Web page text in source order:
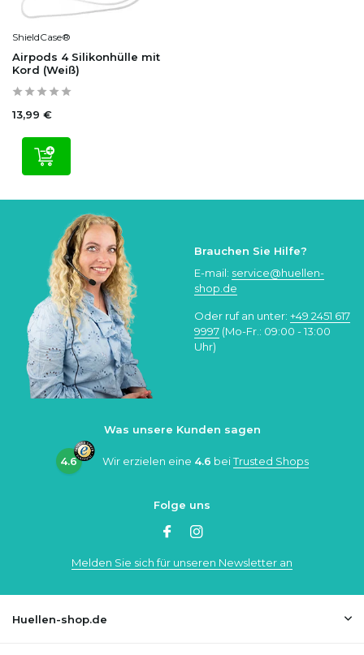
ShieldCase®
Airpods 4 Silikonhülle mit
Kord (Weiß)
13,99 €
Brauchen Sie Hilfe?
E-mail: service@huellen-
shop.de
Oder ruf an unter: +49 2451 617
9997 (Mo-Fr.: 09:00 - 13:00
Uhr)
Was unsere Kunden sagen
4.6 Wir erzielen eine 4.6 beiTrusted Shops
Folge uns
Melden Sie sich für unseren Newsletter an
Huellen-shop.de